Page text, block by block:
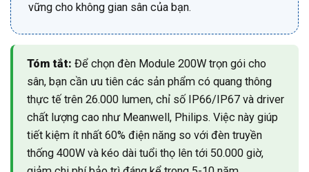
vững cho không gian sân của bạn.
Tóm tắt: Để chọn đèn Module 200W trọn gói cho
sân, bạn cần ưu tiên các sản phẩm có quang thông
thực tế trên 26.000 lumen, chỉ số IP66/IP67 và driver
chất lượng cao như Meanwell, Philips. Việc này giúp
tiết kiệm ít nhất 60% điện năng so với đèn truyền
thống 400W và kéo dài tuổi thọ lên tới 50.000 giờ,